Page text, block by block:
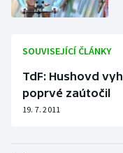
SOUVISEJÍCÍ ČLÁNKY
TdF: Hushovd
poprvé zaútočil
19. 7. 2011